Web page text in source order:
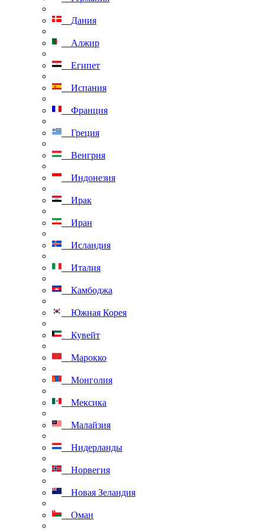
Дания
Алжир
Египет
Испания
Франция
Греция
Венгрия
Индонезия
Ирак
Иран
Исландия
Италия
Камбоджа
Южная Корея
Кувейт
Марокко
Монголия
Мексика
Малайзия
Нидерланды
Норвегия
Новая Зеландия
Оман